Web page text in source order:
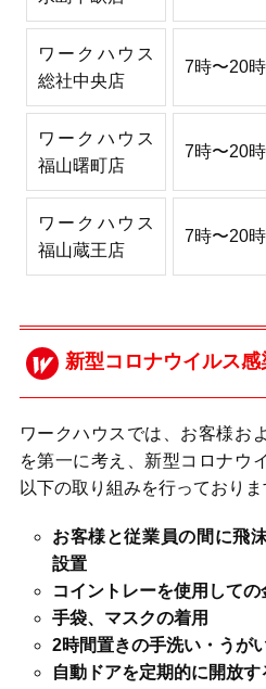
ワークハウス
総社中央店
7時〜20時
ワークハウス
福山曙町店
7時〜20時
ワークハウス
福山蔵王店
7時〜20時
新型コロナウイルス感
ワークハウスでは、お客様お
を第一に考え、新型コロナウ
以下の取り組みを行っておりま
お客様と従業員の間に飛
設置
コイントレーを使用しての
手袋、マスクの着用
2時間置きの手洗い・うが
自動ドアを定期的に開放